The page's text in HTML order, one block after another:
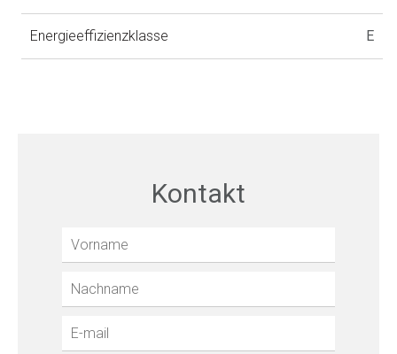
Energieeffizienzklasse E
Kontakt